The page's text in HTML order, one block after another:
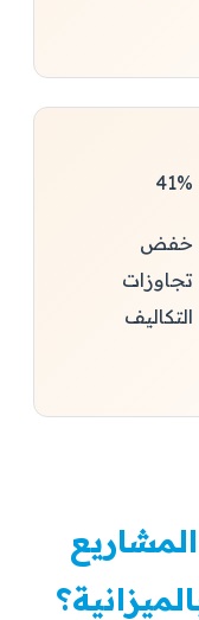
41%
خفض
تجاوزات
التكاليف
من المشاريع